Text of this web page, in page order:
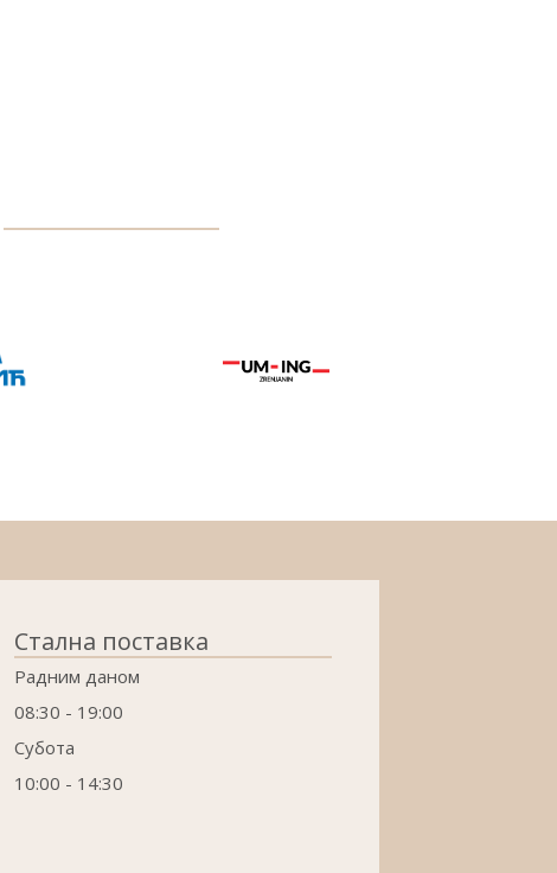
Стална поставка
Радним даном
08:30 - 19:00
Субота
10:00 - 14:30